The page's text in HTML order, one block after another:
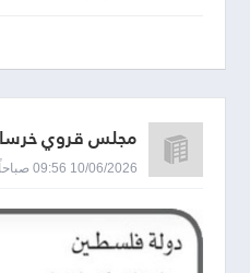
مجلس قروي خرسا
10/06/2026 09:56 صباحاً